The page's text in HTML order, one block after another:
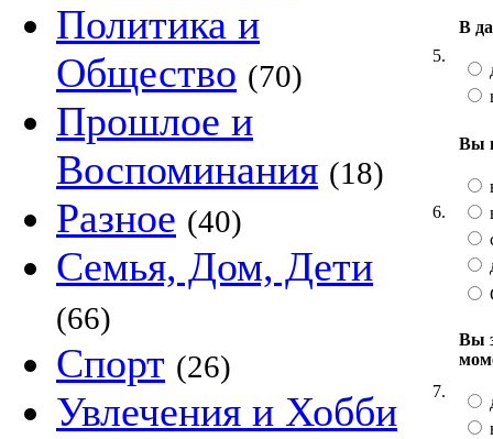
Политика и
Общество (70)
Прошлое и
Воспоминания (18)
Разное (40)
Семья, Дом, Дети
(66)
Спорт (26)
Увлечения и Хобби
5.
В
6.
Вы
7.
Вы